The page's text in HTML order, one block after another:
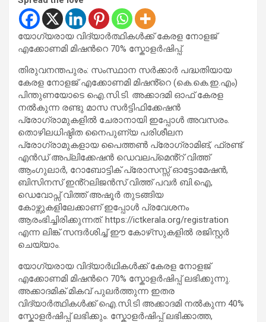
യോഗ്യരായ വിദ്യാര്‍ത്ഥികള്‍ക്ക് കേരള നോളജ്
എക്കോണമി മിഷന്‍റെ 70% സ്കോളര്‍ഷിപ്പ്.
തിരുവനന്തപുരം: സംസ്ഥാന സര്‍ക്കാര്‍ പദ്ധതിയായ
കേരള നോളജ് എക്കോണമി മിഷൻ്റെ (കെ.കെ.ഇ.എം)
പിന്തുണയോടെ ഐ.സി.ടി. അക്കാദമി ഓഫ് കേരള
നൽകുന്ന രണ്ടു മാസ സർട്ടിഫിക്കേഷൻ
പ്രോഗ്രാമുകളിൽ ചേരാനായി ഇപ്പോൾ അവസരം.
തൊഴിലധിഷ്ഠിത നൈപുണ്യ പരിശീലന
പ്രോഗ്രാമുകളായ പൈത്തൺ പ്രോഗ്രാമിങ്, ഫ്രണ്ട്
എൻഡ് അപ്ലിക്കേഷൻ ഡെവലപ്മെൻ്റ് വിത്ത്
ആംഗുലാർ, റോബോട്ടിക് പ്രോസസ്സ് ഓട്ടോമേഷൻ,
ബിസിനസ് ഇൻ്റലിജൻസ് വിത്ത് പവർ ബി.ഐ,
ഡെവോപ്സ് വിത്ത് അഷൂർ തുടങ്ങിയ
കോഴ്സുകളിലേക്കാണ് ഇപ്പോള്‍ പ്രവേശനം
ആരംഭിച്ചിരിക്കുന്നത്. https://ictkerala.org/registration
എന്ന ലിങ്ക് സന്ദര്‍ശിച്ച് ഈ കോഴ്‌സുകളില്‍ രജിസ്റ്റര്‍
ചെയ്യാം.
യോഗ്യരായ വിദ്യാര്‍ഥികള്‍ക്ക് കേരള നോളജ്
എക്കോണമി മിഷന്‍റെ 70% സ്കോളര്‍ഷിപ്പ്‌ ലഭിക്കുന്നു.
അക്കാദമിക് മികവ് പുലർത്തുന്ന ഇതര
വിദ്യാർത്ഥികൾക്ക് ഐ.സി.ടി അക്കാദമി നല്‍കുന്ന 40%
സ്കോളര്‍ഷിപ്പ് ലഭിക്കും. സ്കോളർഷിപ്പ് ലഭിക്കാത്ത,